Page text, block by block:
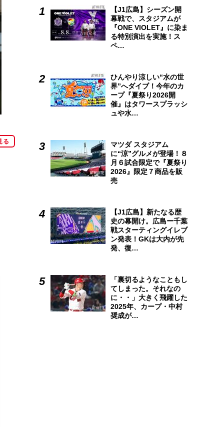
る
【J1広島】シーズン開
幕戦で、スタジアムが
『ONE VIOLET』に染ま
る特別演出を実施！ス
ペ…
ひんやり涼しい“水の世
界”へダイブ！今年のカ
ープ『夏祭り2026開
催』はタワースプラッシ
ュや水…
マツダ スタジアム
に“涼”グルメが登場！８
月６試合限定で『夏祭り
2026』限定７商品を販
売
【J1広島】新たなる歴
史の幕開け。広島ー千葉
戦スターティングイレブ
ン発表！GKは大内が先
発、復…
「裏切るようなこともし
てしまった。それなの
に・・」大きく飛躍した
2025年、カープ・中村
奨成が…